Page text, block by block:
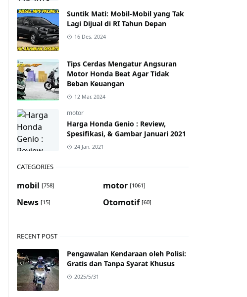
Suntik Mati: Mobil-Mobil yang Tak
Lagi Dijual di RI Tahun Depan
16 Des, 2024
Tips Cerdas Mengatur Angsuran
Motor Honda Beat Agar Tidak
Beban Keuangan
12 Mar, 2024
motor
Harga Honda Genio : Review,
Spesifikasi, & Gambar Januari 2021
24 Jan, 2021
CATEGORIES
mobil [758] motor [1061]
News [15] Otomotif [60]
RECENT POST
Pengawalan Kendaraan oleh Polisi:
Gratis dan Tanpa Syarat Khusus
2025/5/31